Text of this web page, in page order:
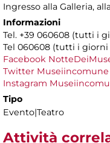
Ingresso alla Galleria,
Informazioni
Tel. +39 060608 (tutti i
Tel 060608 (tutti i giorni
Facebook
Twitter Museiincomune
Instagram
Tipo
Evento|Teatro
Attività